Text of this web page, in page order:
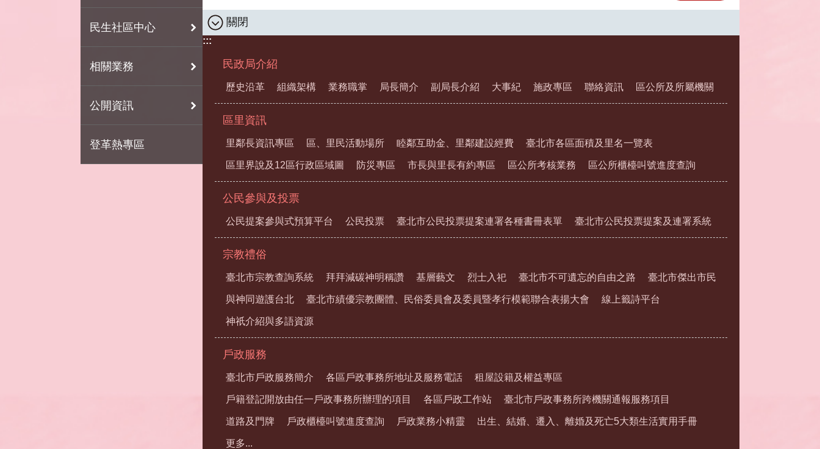
民生社區中心
相關業務
公開資訊
登革熱專區
關閉
:::
民政局介紹
歷史沿革 組織架構 業務職掌 局長簡介 副局長介紹 大事紀 施政專區 聯絡資訊 區公所及所屬機關
區里資訊
里鄰長資訊專區 區、里民活動場所 睦鄰互助金、里鄰建設經費 臺北市各區面積及里名一覽表
區里界說及12區行政區域圖 防災專區 市長與里長有約專區 區公所考核業務 區公所櫃檯叫號進度查詢
公民參與及投票
公民提案參與式預算平台 公民投票 臺北市公民投票提案連署各種書冊表單 臺北市公民投票提案及連署系統
宗教禮俗
臺北市宗教查詢系統 拜拜減碳神明稱讚 基層藝文 烈士入祀 臺北市不可遺忘的自由之路 臺北市傑出市民
與神同遊護台北 臺北市績優宗教團體、民俗委員會及委員暨孝行模範聯合表揚大會 線上籤詩平台
神祇介紹與多語資源
戶政服務
臺北市戶政服務簡介 各區戶政事務所地址及服務電話 租屋設籍及權益專區
戶籍登記開放由任一戶政事務所辦理的項目 各區戶政工作站 臺北市戶政事務所跨機關通報服務項目
道路及門牌 戶政櫃檯叫號進度查詢 戶政業務小精靈 出生、結婚、遷入、離婚及死亡5大類生活實用手冊
更多...